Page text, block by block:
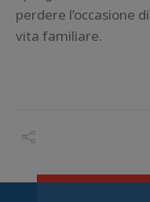
perdere l’occasione
vita familiare.